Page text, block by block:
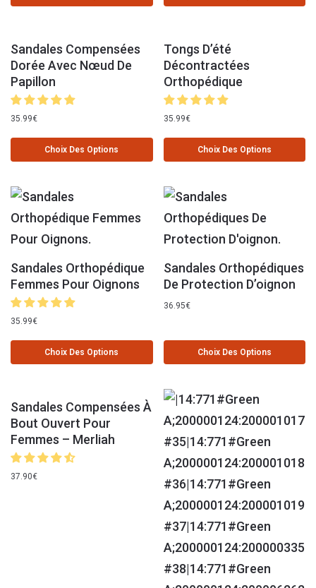
Sandales Compensées
Dorée Avec Nœud De
Papillon
35.99€
Choix Des Options
Tongs D’été
Décontractées
Orthopédique
35.99€
Choix Des Options
Sandales Orthopédique
Femmes Pour Oignons
35.99€
Choix Des Options
Sandales Orthopédiques
De Protection D’oignon
36.95€
Choix Des Options
Sandales Compensées À
Bout Ouvert Pour
Femmes – Merliah
37.90€